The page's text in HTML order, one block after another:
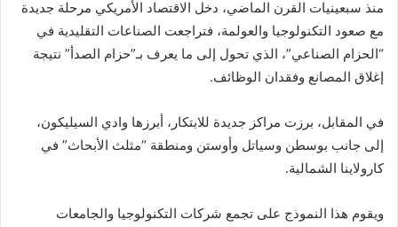
منذ سبعينيات القرن الماضي، دخل الاقتصاد الأمريكي مرحلة جديدة
مع صعود التكنولوجيا والعولمة، فتراجعت الصناعات التقليدية في
“الحزام الصناعي”، الذي تحول إلى ما يعرف بـ”حزام الصدأ” نتيجة
إغلاق المصانع وفقدان الوظائف.
في المقابل، برزت مراكز جديدة للابتكار، أبرزها وادي السيليكون،
إلى جانب بوسطن وسياتل وأوستن ومنطقة “مثلث الأبحاث” في
كارولاينا الشمالية.
ويقوم هذا النموذج على تجمع شركات التكنولوجيا والجامعات